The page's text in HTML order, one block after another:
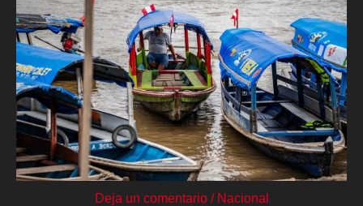
Deja un comentario / Nacional